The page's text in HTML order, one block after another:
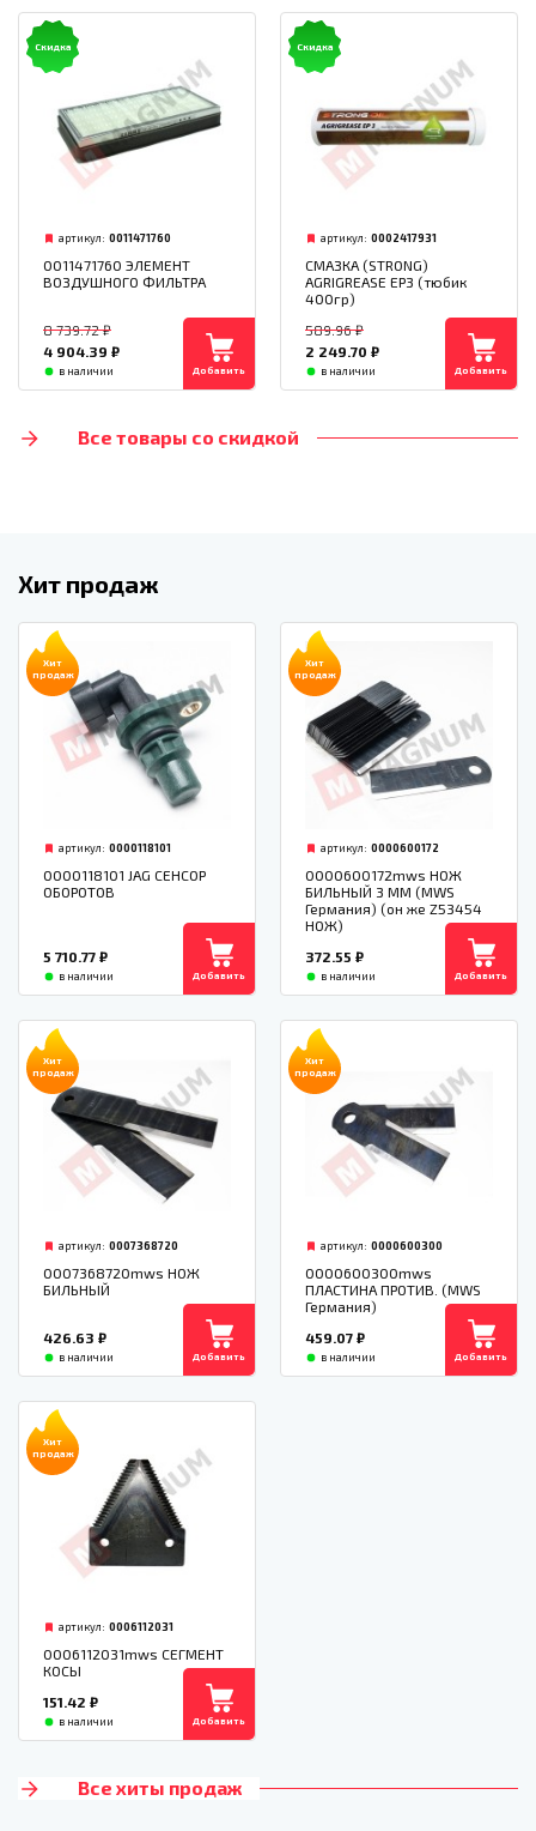
Скидка
артикул: 0011471760
0011471760 ЭЛЕМЕНТ
ВОЗДУШНОГО ФИЛЬТРА
8 739.72 ₽
4 904.39 ₽
в наличии Добавить
Скидка
артикул: 0002417931
СМАЗКА (STRONG)
AGRIGREASE EP3 (тюбик
400гр)
589.96 ₽
2 249.70 ₽
в наличии Добавить
Все товары со скидкой
Хит продаж
Хит
продаж
артикул: 0000118101
0000118101 JAG СЕНСОР
ОБОРОТОВ
5 710.77 ₽
в наличии Добавить
Хит
продаж
артикул: 0000600172
0000600172mws НОЖ
БИЛЬНЫЙ 3 ММ (MWS
Германия) (он же Z53454
НОЖ)
372.55 ₽
в наличии Добавить
Хит
продаж
артикул: 0007368720
0007368720mws НОЖ
БИЛЬНЫЙ
426.63 ₽
в наличии Добавить
Хит
продаж
артикул: 0000600300
0000600300mws
ПЛАСТИНА ПРОТИВ. (MWS
Германия)
459.07 ₽
в наличии Добавить
Хит
продаж
артикул: 0006112031
0006112031mws СЕГМЕНТ
КОСЫ
151.42 ₽
в наличии Добавить
Все хиты продаж